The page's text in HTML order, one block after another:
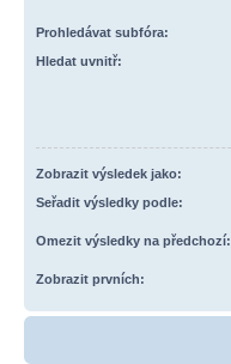
Prohledávat subfóra:
Hledat uvnitř:
Zobrazit výsledek jako:
Seřadit výsledky podle:
Omezit výsledky na předchozí:
Zobrazit prvních: